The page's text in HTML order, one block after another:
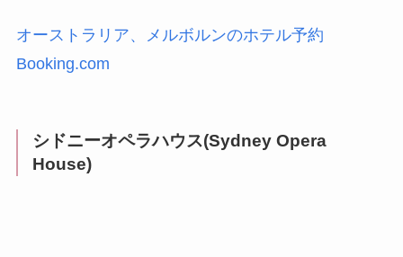
オーストラリア、メルボルンのホテル予約
Booking.com
シドニーオペラハウス(Sydney Opera
House)